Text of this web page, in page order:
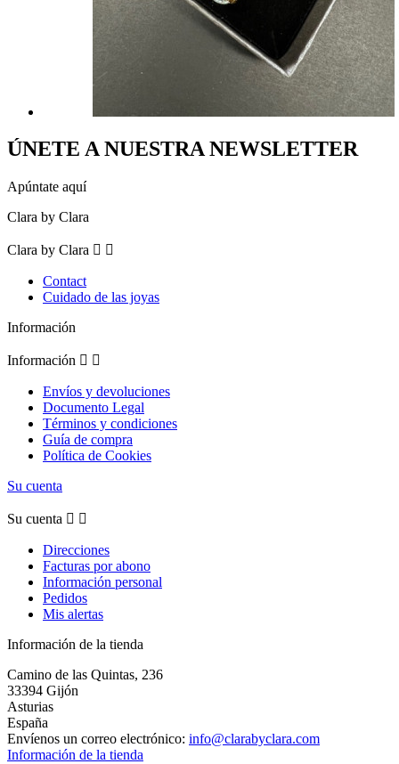
ÚNETE A NUESTRA NEWSLETTER
Apúntate aquí
Clara by Clara
Clara by Clara  
Contact
Cuidado de las joyas
Información
Información  
Envíos y devoluciones
Documento Legal
Términos y condiciones
Guía de compra
Política de Cookies
Su cuenta
Su cuenta  
Direcciones
Facturas por abono
Información personal
Pedidos
Mis alertas
Información de la tienda
Camino de las Quintas, 236
33394 Gijón
Asturias
España
Envíenos un correo electrónico: info@clarabyclara.com
Información de la tienda